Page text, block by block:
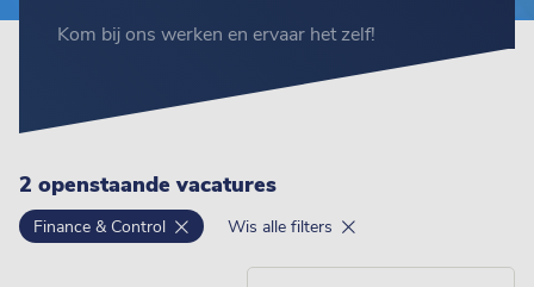
Kom bij ons werken en ervaar het zelf!
2 openstaande vacatures
Finance & Control Wis alle filters